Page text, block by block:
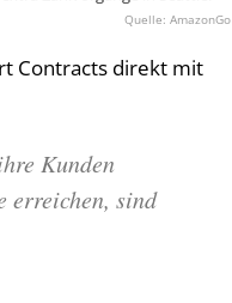
AmazonGo
Contracts direkt mit
Kunden
erreichen, sind